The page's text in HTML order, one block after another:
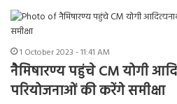
1 October 2023 - 11:41 AM
नैमिषारण्य पहुंचे CM योगी
परियोजनाओं की करेंगे समीक्षा